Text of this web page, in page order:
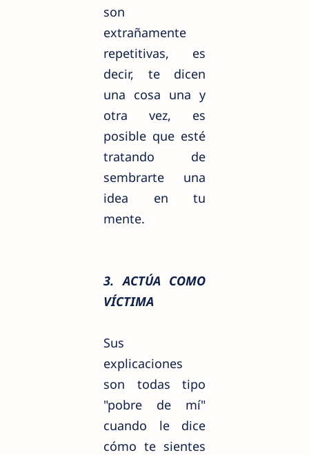
son
extrañamente
repetitivas, es
decir, te dicen
una cosa una y
otra vez, es
posible que esté
tratando de
sembrarte una
idea en tu
mente.
3. ACTÚA COMO
VÍCTIMA
Sus
explicaciones
son todas tipo
"pobre de mí"
cuando le dice
cómo te sientes